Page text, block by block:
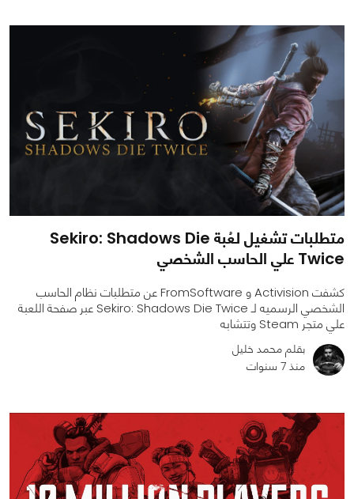
متطلبات تشغيل لعُبة Sekiro: Shadows Die
Twice علي الحاسب الشخصي
كشفت Activision و FromSoftware عن متطلبات نظام الحاسب
الشخصي الرسميه لـ Sekiro: Shadows Die Twice عبر صفحة اللعبة
علي متجر Steam وتتشابه
بقلم محمد خليل
منذ 7 سنوات